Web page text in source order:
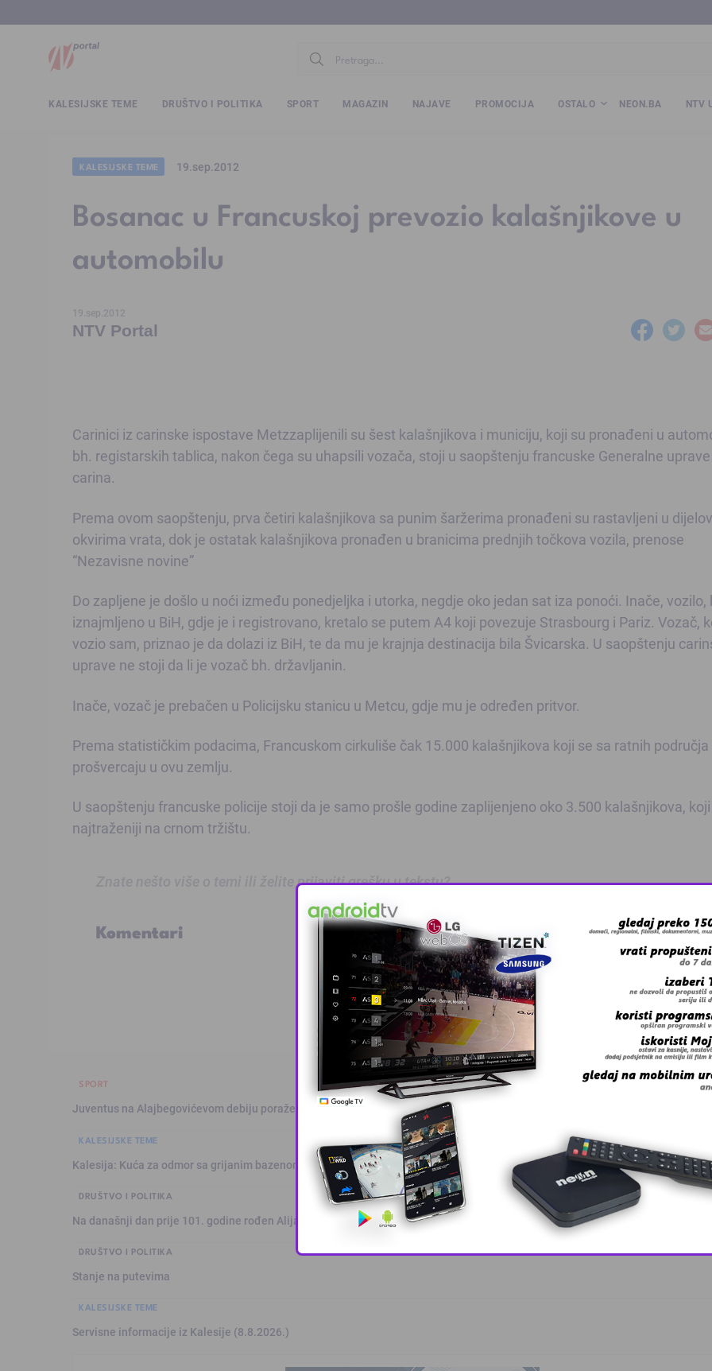
KALESIJSKE TEME DRUŠTVO I POLITIKA SPORT MAGAZIN NAJAVE PROMOCIJA OSTALO NEON.BA NTV
KALESIJSKE TEME 19.sep.2012
Bosanac u Francuskoj prevozio kalašnjikove u
automobilu
19.sep.2012
NTV Portal
Carinici iz carinske ispostave Metzzaplijenili su šest kalašnjikova i municiju, koji su pronađeni u
bh. registarskih tablica, nakon čega su uhapsili vozača, stoji u saopštenju francuske Generalne uprave
carina.
Prema ovom saopštenju, prva četiri kalašnjikova sa punim šaržerima pronađeni su rastavljeni u
okvirima vrata, dok je ostatak kalašnjikova pronađen u branicima prednjih točkova vozila, prenose
“Nezavisne novine”
Do zapljene je došlo u noći između ponedjeljka i utorka, negdje oko jedan sat iza ponoći. Inače, vozilo,
iznajmljeno u BiH, gdje je i registrovano, kretalo se putem A4 koji povezuje Strasbourg i Pariz. Vozač,
vozio sam, priznao je da dolazi iz BiH, te da mu je krajnja destinacija bila Švicarska. U saopštenju
uprave ne stoji da li je vozač bh. državljanin.
Inače, vozač je prebačen u Policijsku stanicu u Metcu, gdje mu je određen pritvor.
Prema statističkim podacima, Francuskom cirkuliše čak 15.000 kalašnjikova koji se sa ratnih područja
prošvercaju u ovu zemlju.
U saopštenju francuske policije stoji da je samo prošle godine zaplijenjeno oko 3.500 kalašnjikova,
najtraženiji na crnom tržištu.
Znate nešto više o temi ili želite prijaviti grešku u tekstu?
Komentari
SPORT
Juventus na Alajbegovićevom debiju poražen od Intera, Zmaj učestvov …
KALESIJSKE TEME
Kalesija: Kuća za odmor sa grijanim bazenom
DRUŠTVO I POLITIKA
Na današnji dan prije 101. godine rođen Alija Izetbegović, lider ko …
DRUŠTVO I POLITIKA
Stanje na putevima
KALESIJSKE TEME
Servisne informacije iz Kalesije (8.8.2026.)